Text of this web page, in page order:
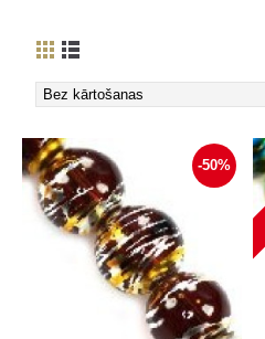
-50%